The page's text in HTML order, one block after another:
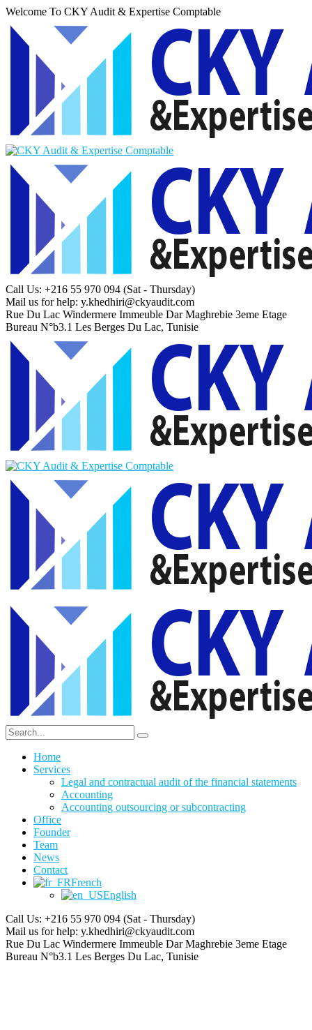
Welcome To CKY Audit & Expertise Comptable
Call Us: +216 55 970 094 (Sat - Thursday)
Mail us for help: y.khedhiri@ckyaudit.com
Rue Du Lac Windermere Immeuble Dar Maghrebie 3eme Etage
Bureau N°b3.1 Les Berges Du Lac, Tunisie
Home
Services
Legal and contractual audit of the financial statements
Accounting
Accounting outsourcing or subcontracting
Office
Founder
Team
News
Contact
French
English
Call Us: +216 55 970 094 (Sat - Thursday)
Mail us for help: y.khedhiri@ckyaudit.com
Rue Du Lac Windermere Immeuble Dar Maghrebie 3eme Etage
Bureau N°b3.1 Les Berges Du Lac, Tunisie